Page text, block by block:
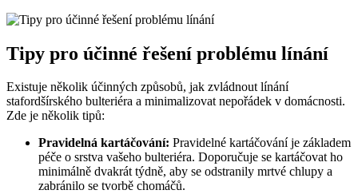
Tipy pro účinné řešení problému línání
Existuje několik účinných způsobů, jak zvládnout línání
stafordšírského bulteriéra a minimalizovat nepořádek v domácnosti.
Zde je několik tipů:
Pravidelná kartáčování: Pravidelné kartáčování je základem
péče o srstva vašeho bulteriéra. Doporučuje se kartáčovat ho
minimálně dvakrát týdně, aby se odstranily mrtvé chlupy a
zabránilo se tvorbě chomáčů.